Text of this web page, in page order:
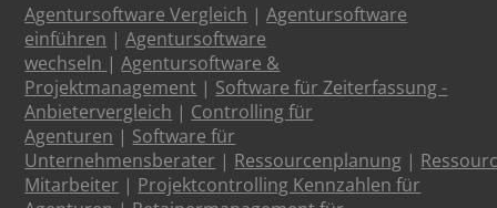
Agentursoftware Vergleich |Agentursoftware
einführen |Agentursoftware
wechseln |Agentursoftware &
Projektmanagement | Software für Zeiterfassung -
Anbietervergleich | Controlling für
Agenturen | Software für
Unternehmensberater | Ressourcenplanung |
Mitarbeiter | Projektcontrolling Kennzahlen für